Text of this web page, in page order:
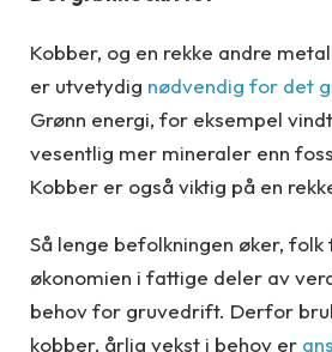
Kobber, og en rekke andre
er utvetydig nødvendig for det
Grønn energi, for eksempel
vesentlig mer mineraler enn
Kobber er også viktig på en
Så lenge befolkningen øker,
økonomien i fattige deler av
behov for gruvedrift. Derfor
kobber, årlig vekst i behov er